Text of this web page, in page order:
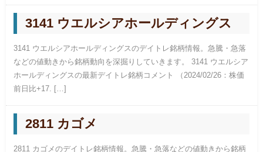
3141 ウエルシアホールディングス
3141 ウエルシアホールディングスのデイトレ銘柄情報。急騰・急落
などの値動きから銘柄動向を深掘りしていきます。 3141 ウエルシア
ホールディングスの最新デイトレ銘柄コメント （2024/02/26：株価
前日比+17. […]
2811 カゴメ
2811 カゴメのデイトレ銘柄情報。急騰・急落などの値動きから銘柄